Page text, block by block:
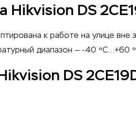
Hikvision DS
к работе на улице вне
диапазон — -40 ºС…+60
DS